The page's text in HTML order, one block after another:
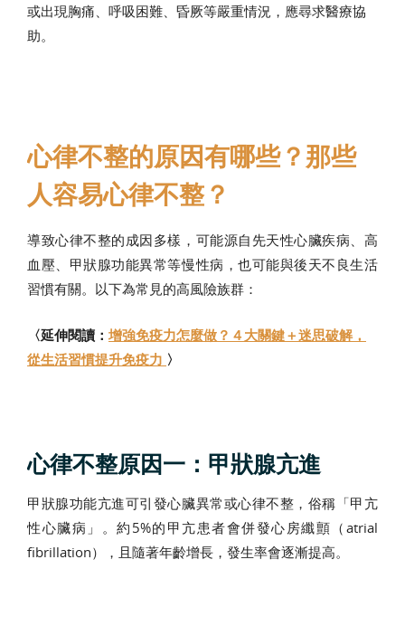
或出現胸痛、呼吸困難、昏厥等嚴重情況，應尋求醫療協
助。
心律不整的原因有哪些？那些
人容易心律不整？
導致心律不整的成因多樣，可能源自先天性心臟疾病、高
血壓、甲狀腺功能異常等慢性病，也可能與後天不良生活
習慣有關。以下為常見的高風險族群：
〈延伸閱讀： 增強免疫力怎麼做？４大關鍵＋迷思破解，
從生活習慣提升免疫力 〉
心律不整原因一：甲狀腺亢進
甲狀腺功能亢進可引發心臟異常或心律不整，俗稱「甲亢
性心臟病」。約5%的甲亢患者會併發心房纖顫（atrial
fibrillation），且隨著年齡增長，發生率會逐漸提高。